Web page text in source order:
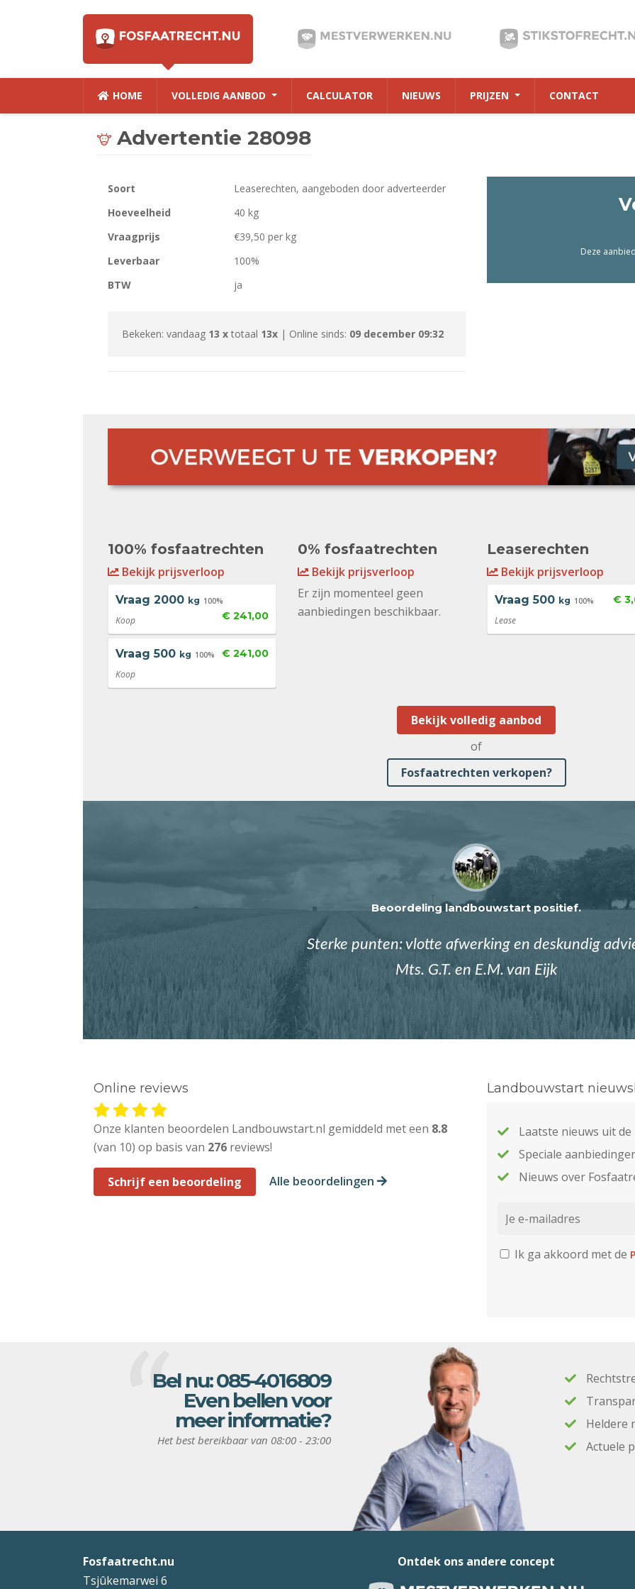
HOME VOLLEDIG AANBOD CALCULATOR NIEUWS PRIJZEN CONTACT
Advertentie 28098
Soort
Leaserechten, aangeboden door adverteerder
Hoeveelheid
40 kg
Vraagprijs
€39,50 per kg
Leverbaar
100%
BTW
ja
Bekeken: vandaag 13 x totaal 13x | Online sinds: 09 december 09:32
Deze
100% fosfaatrechten
Bekijk prijsverloop
Vraag 2000 kg 100%
€ 241,00
Koop
Vraag 500 kg 100% € 241,00
Koop
0% fosfaatrechten
Bekijk prijsverloop
Er zijn momenteel geen
aanbiedingen beschikbaar.
Leaserechten
Bekijk prijsverloop
Vraag 500 kg 100% €
Lease
Bekijk volledig aanbod
of
Fosfaatrechten verkopen?
Beoordeling landbouwstart positief.
Sterke punten: vlotte afwerking en deskundig
Mts. G.T. en E.M. van Eijk
Online reviews
Onze klanten beoordelen Landbouwstart.nl gemiddeld met een 8.8
(van 10) op basis van 276 reviews!
Schrijf een beoordeling Alle beoordelingen
Landbouwstart
Laatste nieuws uit
Speciale
Nieuws over
Ik ga akkoord met de
Bel nu:085-4016809
Even bellen voor
meer informatie?
Het best bereikbaar van 08:00 - 23:00
Heldere
Actuele
Fosfaatrecht.nu
Tsjûkemarwei 6
Ontdek ons andere concept